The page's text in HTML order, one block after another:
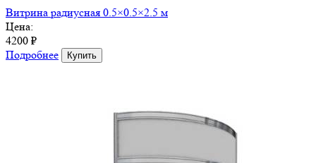
Витрина радиусная 0.5×0.5×2.5 м
Цена:
4200 ₽
Подробнее
Купить